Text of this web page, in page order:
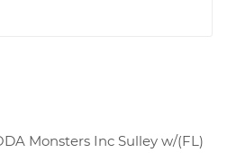
Monsters Inc Sulley w/(FL)